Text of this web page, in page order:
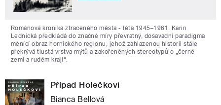
Románová kronika ztraceného města - léta 1945–1961. Karin
Lednická předkládá do značné míry převratný, dosavadní paradigma
měnící obraz hornického regionu, jehož zahlazenou historii stále
překrývá tlustá vrstva mýtů a zakořeněných stereotypů o „černé
zemi a rudém kraji“.
Případ Holečkovi
Bianca Bellová